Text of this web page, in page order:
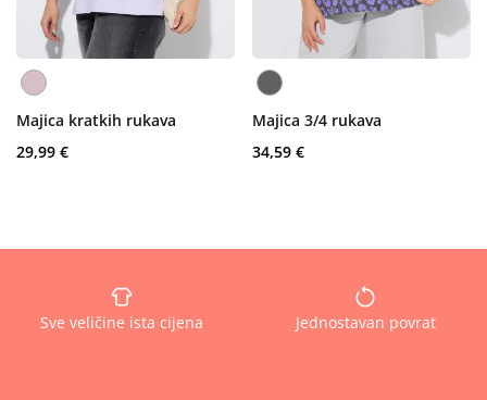
Majica kratkih rukava
29,99 €
Majica 3/4 rukava
34,59 €
Sve veličine ista cijena Jednostavan povrat